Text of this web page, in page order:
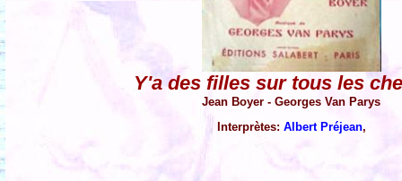
Y'a des filles sur tous les
Jean Boyer - Georges Van Parys
Interprètes: Albert Préjean,